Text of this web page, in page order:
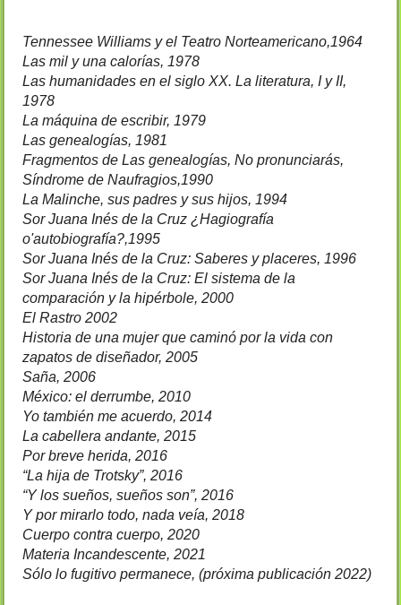
Tennessee Williams y el Teatro Norteamericano,1964
Las mil y una calorías, 1978
Las humanidades en el siglo XX. La literatura, I y II,
1978
La máquina de escribir, 1979
Las genealogías, 1981
Fragmentos de Las genealogías, No pronunciarás,
Síndrome de Naufragios,1990
La Malinche, sus padres y sus hijos, 1994
Sor Juana Inés de la Cruz ¿Hagiografía
o'autobiografía?,1995
Sor Juana Inés de la Cruz: Saberes y placeres, 1996
Sor Juana Inés de la Cruz: El sistema de la
comparación y la hipérbole, 2000
El Rastro 2002
Historia de una mujer que caminó por la vida con
zapatos de diseñador, 2005
Saña, 2006
México: el derrumbe, 2010
Yo también me acuerdo, 2014
La cabellera andante, 2015
Por breve herida, 2016
“La hija de Trotsky”, 2016
“Y los sueños, sueños son”, 2016
Y por mirarlo todo, nada veía, 2018
Cuerpo contra cuerpo, 2020
Materia Incandescente, 2021
Sólo lo fugitivo permanece, (próxima publicación 2022)